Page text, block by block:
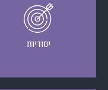
יסודיות